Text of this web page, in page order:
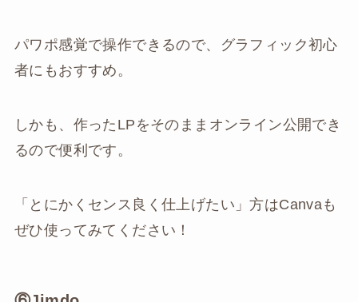
パワポ感覚で操作できるので、グラフィック初心
者にもおすすめ。
しかも、作ったLPをそのままオンライン公開でき
るので便利です。
「とにかくセンス良く仕上げたい」方はCanvaも
ぜひ使ってみてください！